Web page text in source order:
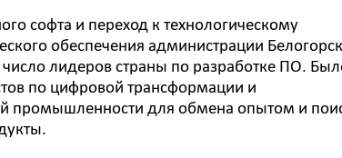
софта и переход к технологическому
обеспечения администрации
лидеров страны по разработке ПО.
по цифровой трансформации и
промышленности для обмена опытом и